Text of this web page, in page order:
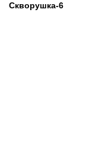
Скворушка-6